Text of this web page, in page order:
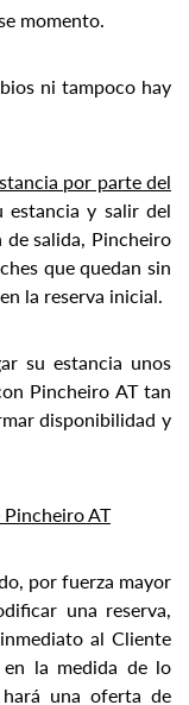
momento.
ni tampoco hay
por parte del
y salir del
salida, Pincheiro
que quedan sin
la reserva inicial.
su estancia unos
Pincheiro AT tan
disponibilidad y
AT
por fuerza mayor
una reserva,
al Cliente
la medida de lo
una oferta de